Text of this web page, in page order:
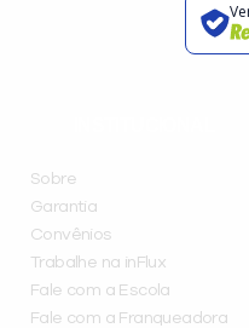
Sobre
Garantia
Convênios
Trabalhe na inFlux
Fale com a Escola
Fale com a Franqueadora